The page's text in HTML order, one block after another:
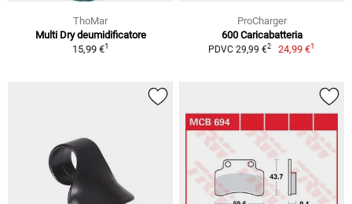
ThoMar
Multi Dry deumidificatore
15,99 €1
ProCharger
600 Caricabatteria
PDVC 29,99 €2 24,99 €1